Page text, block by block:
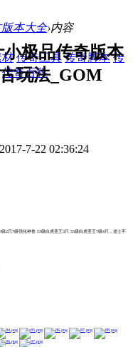
版本大全›内容
材 传奇工具 传奇脚本 传
传奇百科
极品传奇版本
玩法_GOM
2017-7-22 02:36:24
2只7级强化神兽 53级白虎圣王3只 55级白虎圣王7级4只，道士不